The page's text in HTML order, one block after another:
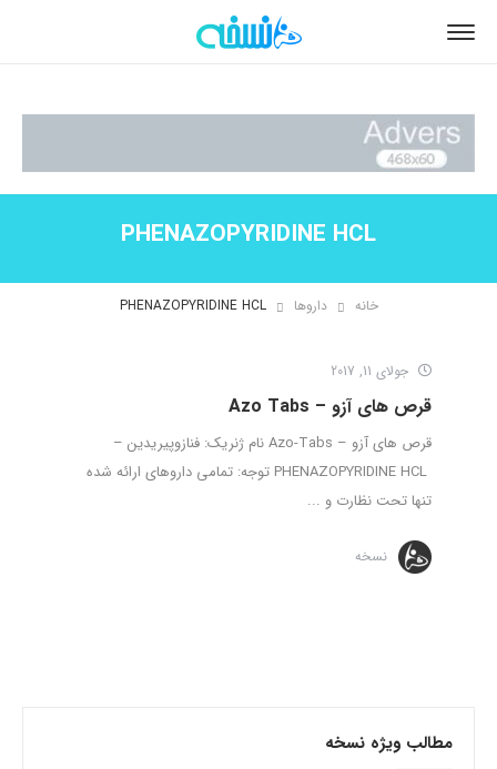
PHENAZOPYRIDINE HCL
خانه داروها PHENAZOPYRIDINE HCL
جولای 11, 2017
قرص های آزو – Azo Tabs
قرص های آزو – Azo-Tabs نام ژنریک: فنازوپیریدین –
PHENAZOPYRIDINE HCL توجه: تمامی داروهای ارائه شده
تنها تحت نظارت و ...
نسخه
مطالب ویژه نسخه